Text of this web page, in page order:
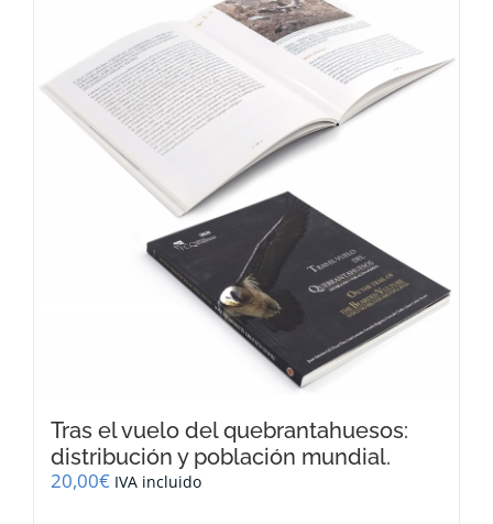
CARRITO
Tras el vuelo del quebrantahuesos:
distribución y población mundial.
20,00€ IVA incluido